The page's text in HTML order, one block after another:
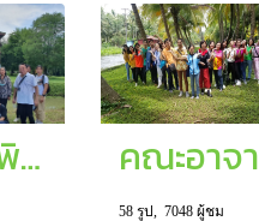
ชมรมพิพิธสยาม
58 รูป, 7048 ผู้ชม